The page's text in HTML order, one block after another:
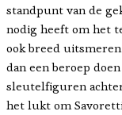
standpunt van de
nodig heeft om het
ook breed
dan een beroep
sleutelfiguren achter
het lukt om